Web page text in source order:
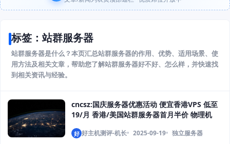
标签：站群服务器
站群服务器是什么？本页汇总站群服务器的作用、优势、适用场景、使
用方法及相关文章，帮助您了解站群服务器好不好、怎么样，并快速找
到相关资讯与经验。
cncsz:国庆服务器优惠活动 便宜香港VPS 低至
19/月 香港/美国站群服务器首月半价 物理机
好 好主机测评-机长 2025-09-19 独立服务器